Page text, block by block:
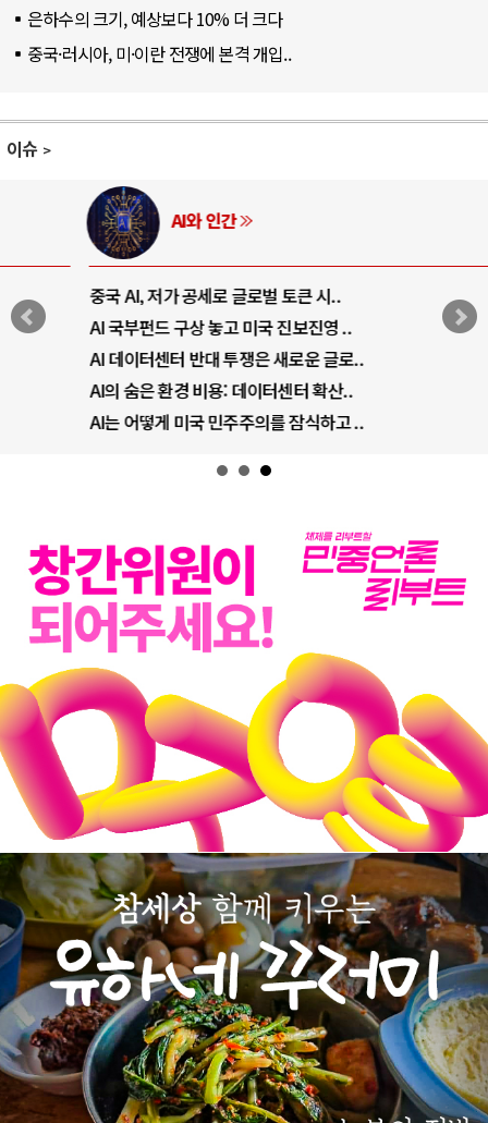
은하수의 크기, 예상보다 10% 더 크다
중국·러시아, 미·이란 전쟁에 본격 개입..
이슈
AI와 인간
중국 AI, 저가 공세로 글로벌 토큰 시..
AI 국부펀드 구상 놓고 미국 진보진영 ..
AI 데이터센터 반대 투쟁은 새로운 글로..
AI의 숨은 환경 비용: 데이터센터 확산..
AI는 어떻게 미국 민주주의를 잠식하고 ..